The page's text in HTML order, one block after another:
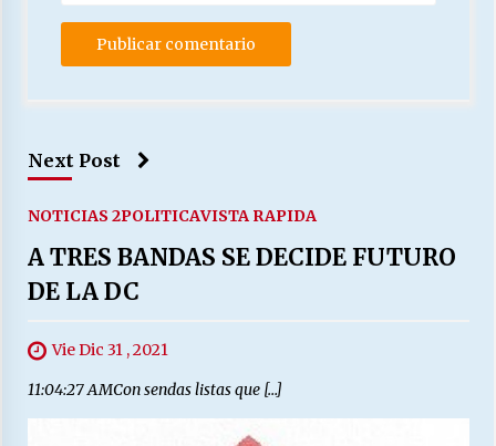
Next Post
NOTICIAS 2POLITICAVISTA RAPIDA
A TRES BANDAS SE DECIDE FUTURO
DE LA DC
Vie Dic 31 , 2021
11:04:27 AMCon sendas listas que […]